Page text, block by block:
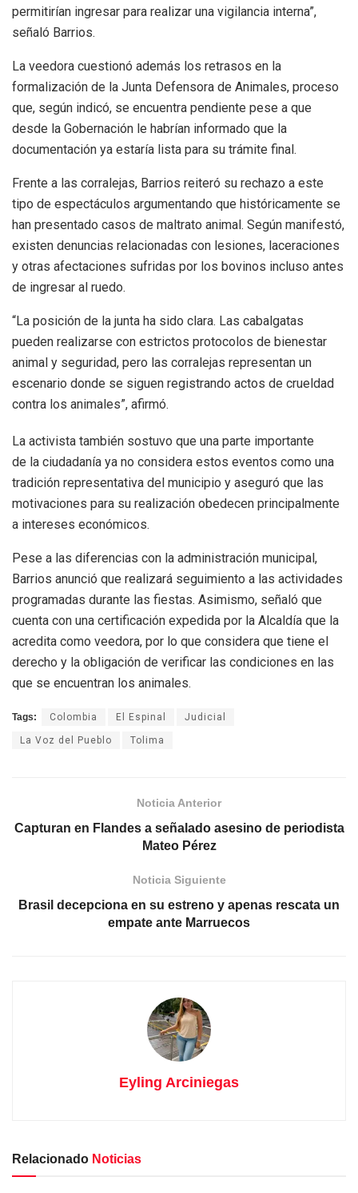
permitirían ingresar para realizar una vigilancia interna”,
señaló Barrios.
La veedora cuestionó además los retrasos en la
formalización de la Junta Defensora de Animales, proceso
que, según indicó, se encuentra pendiente pese a que
desde la Gobernación le habrían informado que la
documentación ya estaría lista para su trámite final.
Frente a las corralejas, Barrios reiteró su rechazo a este
tipo de espectáculos argumentando que históricamente se
han presentado casos de maltrato animal. Según manifestó,
existen denuncias relacionadas con lesiones, laceraciones
y otras afectaciones sufridas por los bovinos incluso antes
de ingresar al ruedo.
“La posición de la junta ha sido clara. Las cabalgatas
pueden realizarse con estrictos protocolos de bienestar
animal y seguridad, pero las corralejas representan un
escenario donde se siguen registrando actos de crueldad
contra los animales”, afirmó.
La activista también sostuvo que una parte importante
de la ciudadanía ya no considera estos eventos como una
tradición representativa del municipio y aseguró que las
motivaciones para su realización obedecen principalmente
a intereses económicos.
Pese a las diferencias con la administración municipal,
Barrios anunció que realizará seguimiento a las actividades
programadas durante las fiestas. Asimismo, señaló que
cuenta con una certificación expedida por la Alcaldía que la
acredita como veedora, por lo que considera que tiene el
derecho y la obligación de verificar las condiciones en las
que se encuentran los animales.
Tags: Colombia El Espinal Judicial
La Voz del Pueblo Tolima
Noticia Anterior
Capturan en Flandes a señalado asesino de periodista
Mateo Pérez
Noticia Siguiente
Brasil decepciona en su estreno y apenas rescata un
empate ante Marruecos
Eyling Arciniegas
Relacionado Noticias